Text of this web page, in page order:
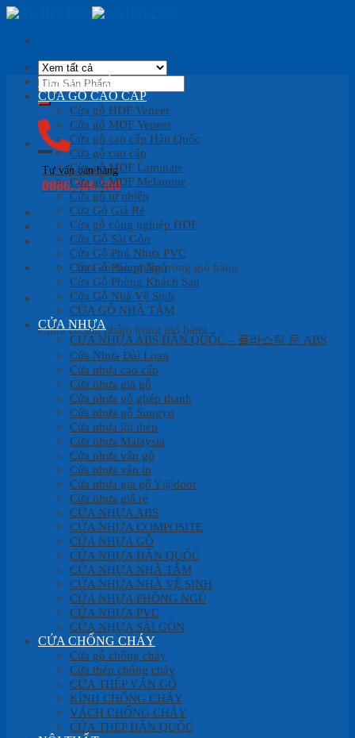
Skip
content
Tìm
kiếm:
Tư vấn bán hàng
0886.500.500
Chưa có sản phẩm trong giỏ hàng.
Giỏ hàng
Chưa có sản phẩm trong giỏ hàng.
TRANG CHỦ
CỬA GỖ CAO CẤP
Cửa gỗ HDF Veneer
Cửa gỗ MDF Veneer
Cửa gỗ cao cấp Hàn Quốc
Cửa gỗ cao cấp
Cửa gỗ MDF Laminate
Cửa gỗ MDF Melamine
Cửa gỗ tự nhiên
Cửa Gỗ Giá Rẻ
Cửa gỗ công nghiệp HDF
Cửa Gỗ Sài Gòn
Cửa Gỗ Phủ Nhựa PVC
Cửa Gỗ Phòng Ngủ
Cửa Gỗ Phòng Khách Sạn
Cửa Gỗ Nhà Vệ Sinh
CỬA GỖ NHÀ TẮM
CỬA NHỰA
CỬA NHỰA ABS HÀN QUỐC – 플라스틱 문 ABS
Cửa Nhựa Đài Loan
Cửa nhựa cao cấp
Cửa nhựa giả gỗ
Cửa nhựa gỗ ghép thanh
Cửa nhựa gỗ Sungyu
Cửa nhựa lõi thép
Cửa nhựa Malaysia
Cửa nhựa vân gỗ
Cửa nhựa vân in
Cửa nhựa giả gỗ Y@door
Cửa nhựa giá rẻ
CỬA NHỰA ABS
CỬA NHỰA COMPOSITE
CỬA NHỰA GỖ
CỬA NHỰA HÀN QUỐC
CỬA NHỰA NHÀ TẮM
CỬA NHỰA NHÀ VỆ SINH
CỬA NHỰA PHÒNG NGỦ
CỬA NHỰA PVC
CỬA NHỰA SÀI GÒN
CỬA CHỐNG CHÁY
Cửa gỗ chống cháy
Cửa thép chống cháy
CỬA THÉP VÂN GỖ
KÍNH CHỐNG CHÁY
VÁCH CHỐNG CHÁY
CỬA THÉP HÀN QUỐC